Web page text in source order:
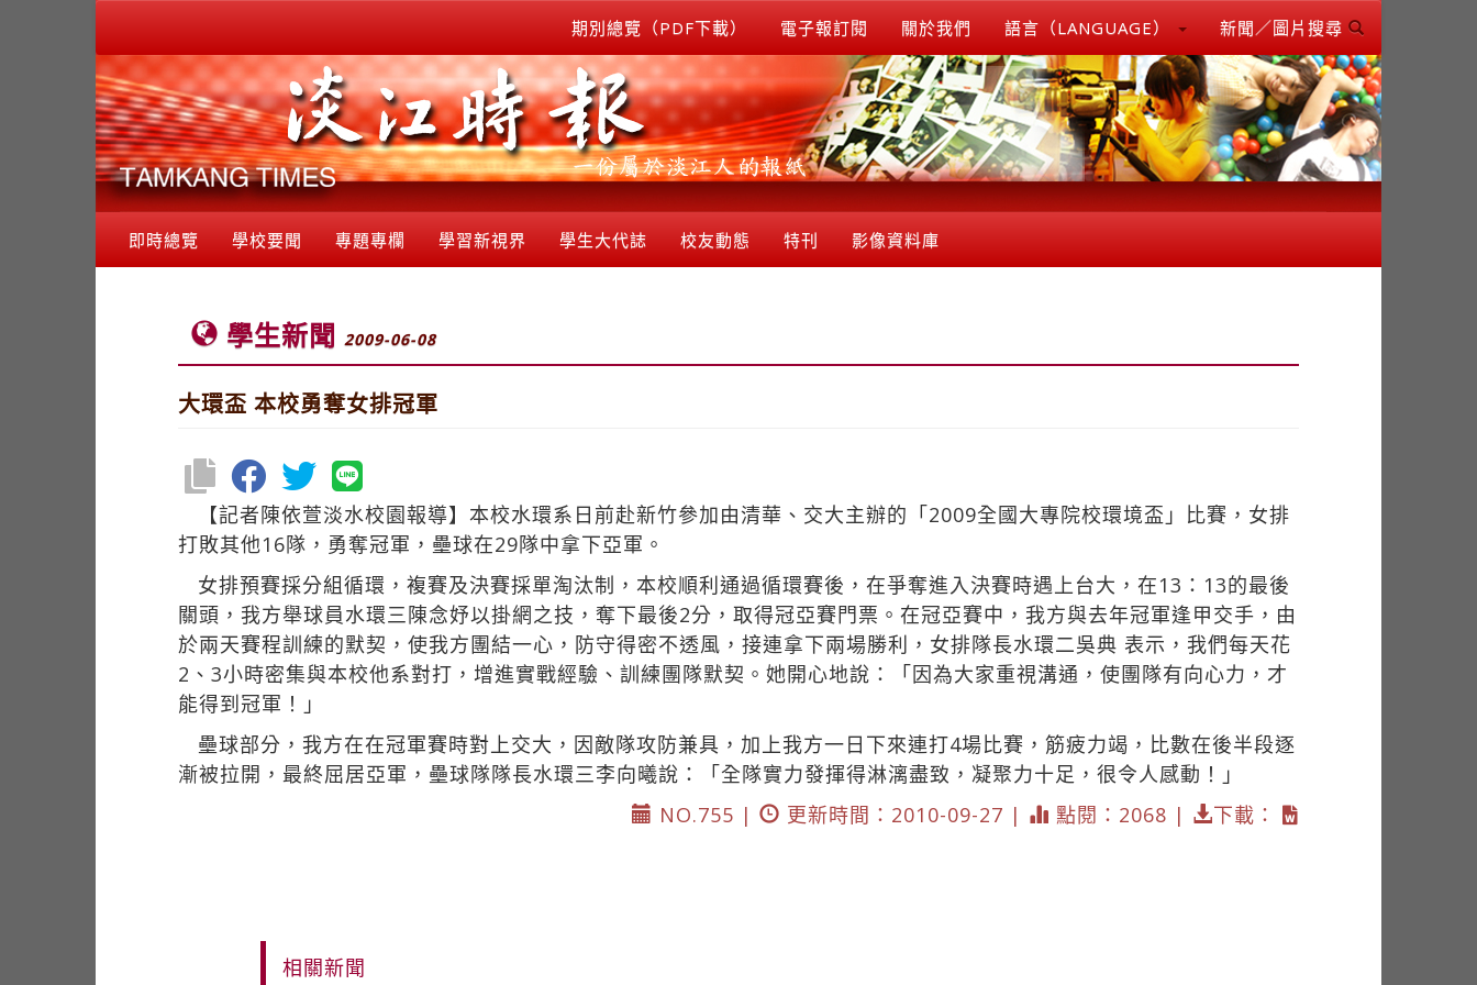
期別總覽（PDF下載） 電子報訂閱 關於我們 語言（LANGUAGE） 新聞／圖片搜尋
即時總覽 學校要聞 專題專欄 學習新視界 學生大代誌 校友動態 特刊 影像資料庫
學生新聞 2009-06-08
大環盃 本校勇奪女排冠軍
【記者陳依萱淡水校園報導】本校水環系日前赴新竹參加由清華、交大主辦的「2009全國大專院校環境盃」比賽，女排
打敗其他16隊，勇奪冠軍，壘球在29隊中拿下亞軍。
女排預賽採分組循環，複賽及決賽採單淘汰制，本校順利通過循環賽後，在爭奪進入決賽時遇上台大，在13：13的最後
關頭，我方舉球員水環三陳念妤以掛網之技，奪下最後2分，取得冠亞賽門票。在冠亞賽中，我方與去年冠軍逢甲交手，由
於兩天賽程訓練的默契，使我方團結一心，防守得密不透風，接連拿下兩場勝利，女排隊長水環二吳典 表示，我們每天花
2、3小時密集與本校他系對打，增進實戰經驗、訓練團隊默契。她開心地說：「因為大家重視溝通，使團隊有向心力，才
能得到冠軍！」
壘球部分，我方在在冠軍賽時對上交大，因敵隊攻防兼具，加上我方一日下來連打4場比賽，筋疲力竭，比數在後半段逐
漸被拉開，最終屈居亞軍，壘球隊隊長水環三李向曦說：「全隊實力發揮得淋漓盡致，凝聚力十足，很令人感動！」
NO.755 |
更新時間：2010-09-27 | 點閱：2068 | 下載：
相關新聞